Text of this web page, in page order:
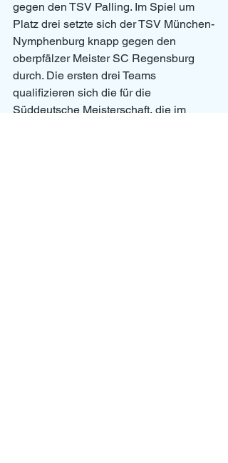
gegen den TSV Palling. Im Spiel um
Platz drei setzte sich der TSV München-
Nymphenburg knapp gegen den
oberpfälzer Meister SC Regensburg
durch. Die ersten drei Teams
qualifizieren sich die für die
Süddeutsche Meisterschaft, die im